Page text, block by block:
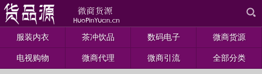
服装内衣 茶冲饮品 数码电子 微商货源
电视购物 微商代理 微商引流 全部分类